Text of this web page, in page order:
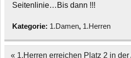
Seitenlinie…Bis dann !!!
Kategorie: 1.Damen, 1.Herren
Beitragsnavigation
« 1.Herren erreichen Platz 2 in